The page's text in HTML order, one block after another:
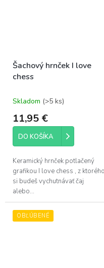
Šachový hrnček I love
chess
Skladom (>5 ks)
11,95 €
DO KOŠÍKA
Keramický hrnček potlačený
grafikou I love chess , z ktorého
si budeš vychutnávať čaj
alebo...
OBĽÚBENÉ